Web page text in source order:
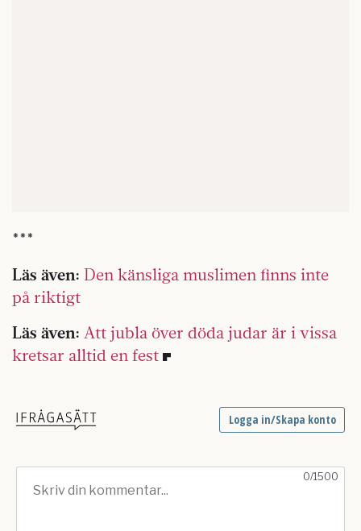
***
Läs även: Den känsliga muslimen finns inte
på riktigt
Läs även: Att jubla över döda judar är i vissa
kretsar alltid en fest